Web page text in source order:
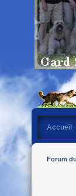
Accueil
Forum